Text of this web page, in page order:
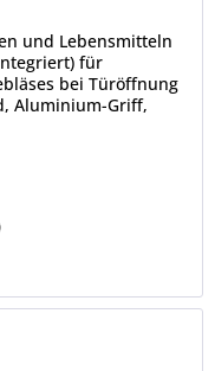
und Lebensmitteln
für
bei Türöffnung
Aluminium-Griff,